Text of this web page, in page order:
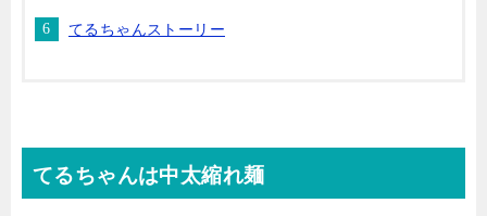
てるちゃんストーリー
てるちゃんは中太縮れ麺